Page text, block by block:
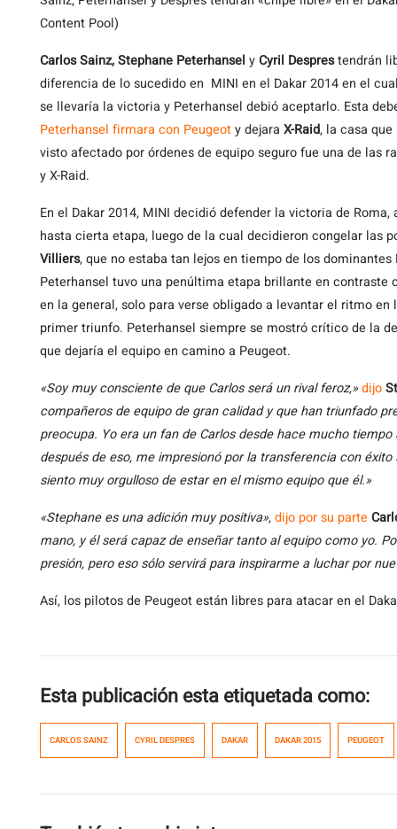
Content Pool)
Carlos Sainz, Stephane Peterhansel yCyril Desprestendrán
diferencia de lo sucedido en MINI en el Dakar 2014 en el
se llevaría la victoria y Peterhansel debió aceptarlo. Esta
Peterhansel firmara con Peugeoty dejara X-Raid, la casa
visto afectado por órdenes de equipo seguro fue una de las
y X-Raid.
En el Dakar 2014, MINI decidió defender la victoria de
hasta cierta etapa, luego de la cual decidieron congelar las
Villiers, que no estaba tan lejos en tiempo de los
Peterhansel tuvo una penúltima etapa brillante en contraste
en la general, solo para verse obligado a levantar el ritmo
primer triunfo. Peterhansel siempre se mostró crítico de la
que dejaría el equipo en camino a Peugeot.
«Soy muy consciente de que Carlos será un rival feroz,»dijo
compañeros de equipo de gran calidad y que han triunfado
preocupa. Yo era un fan de Carlos desde hace mucho
después de eso, me impresionó por la transferencia con
siento muy orgulloso de estar en el mismo equipo que él.»
«Stephane es una adición muy positiva»,dijo por su parte
mano, y él será capaz de enseñar tanto al equipo como yo.
presión, pero eso sólo servirá para inspirarme a luchar por
Así, los pilotos de Peugeot están libres para atacar en el
Esta publicación esta etiquetada como:
CARLOS SAINZ CYRIL DESPRES DAKAR DAKAR 2015 PEUGEOT